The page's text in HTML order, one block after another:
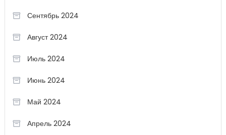
Сентябрь 2024
Август 2024
Июль 2024
Июнь 2024
Май 2024
Апрель 2024